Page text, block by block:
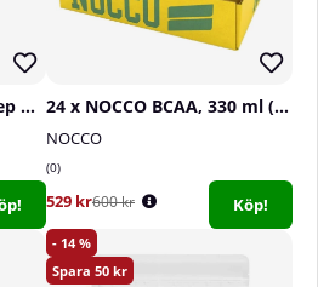
PumpLab CURIUM - Sleep & Recovery, 120 caps 24 x NOCCO BCAA, 330 ml (Carnival)
NOCCO
0
529 kr600 kr Köp!
14
50